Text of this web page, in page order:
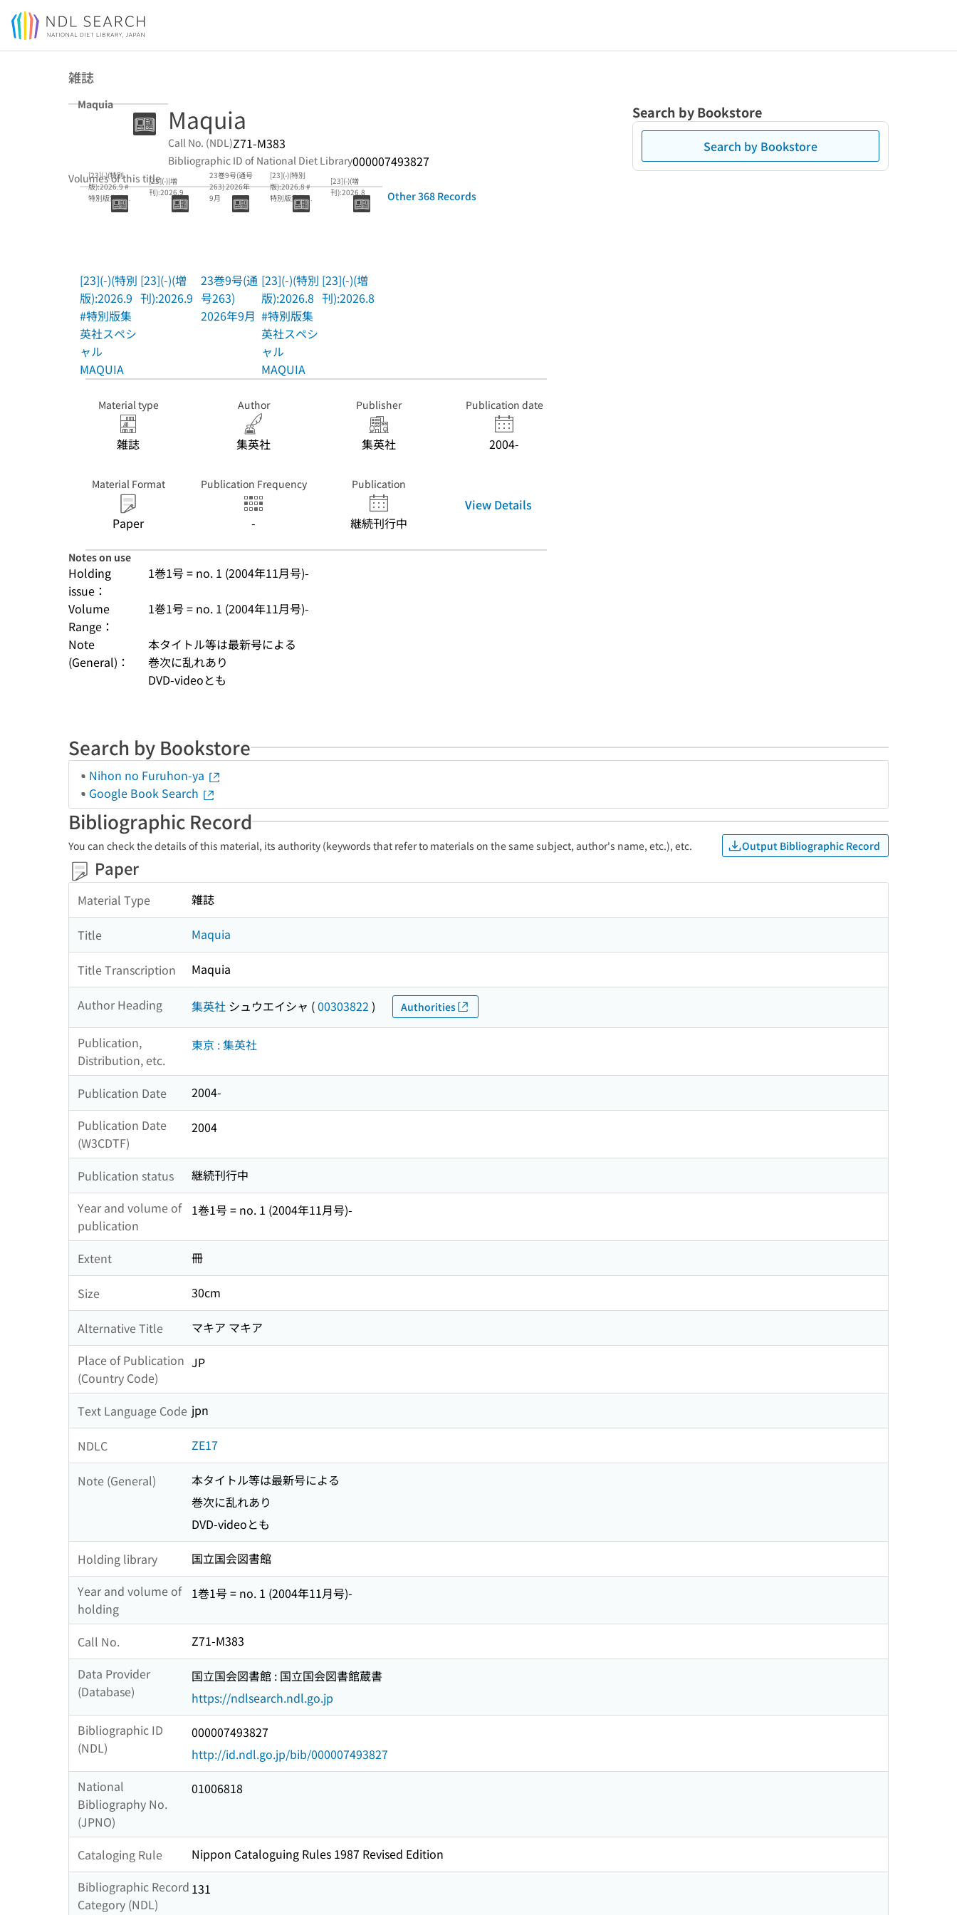
Jump to main content
雑誌
Maquia Maquia
Call No. (NDL)Z71-M383
Bibliographic ID of National Diet Library000007493827
Volumes of this title
[23](-)(特別
版):2026.9 #
特別版集英社
スペシャル
[23](-)(特別
版):2026.9
#特別版集
英社スペシ
ャル
MAQUIA
[23](-)(増
刊):2026.9
[23](-)(増
刊):2026.9
23巻9号(通号
263) 2026年
9月
23巻9号(通
号263)
2026年9月
[23](-)(特別
版):2026.8 #
特別版集英社
スペシャル
[23](-)(特別
版):2026.8
#特別版集
英社スペシ
ャル
MAQUIA
[23](-)(増
刊):2026.8
[23](-)(増
刊):2026.8
Other 368 Records
Material type
雑誌
Author
集英社
Publisher
集英社
Publication date
2004-
Material Format
Paper
Publication Frequency
-
Publication
継続刊行中
View Details
Notes on use
Holding
issue：
1巻1号 = no. 1 (2004年11月号)-
Volume
Range：
1巻1号 = no. 1 (2004年11月号)-
Note
(General)：
本タイトル等は最新号による
巻次に乱れあり
DVD-videoとも
Search by Bookstore
Search by Bookstore
Search by Bookstore
Nihon no Furuhon-ya
Google Book Search
Bibliographic Record
You can check the details of this material, its authority (keywords that refer to materials on the same subject, author's name, etc.), etc. Output Bibliographic Record
Paper
Material Type 雑誌
Title Maquia
Title Transcription Maquia
Author Heading 集英社 シュウエイシャ (00303822 ) Authorities
Publication,
Distribution, etc.
東京 : 集英社
Publication Date
2004-
Publication Date
(W3CDTF)
2004
Publication status
継続刊行中
Year and volume of
publication
1巻1号 = no. 1 (2004年11月号)-
Extent 冊
Size 30cm
Alternative Title
マキア マキア
Place of Publication
(Country Code)
JP
Text Language Code jpn
NDLC ZE17
Note (General)
本タイトル等は最新号による
巻次に乱れあり
DVD-videoとも
Holding library
国立国会図書館
Year and volume of
holding
1巻1号 = no. 1 (2004年11月号)-
Call No.
Z71-M383
Data Provider
(Database)
国立国会図書館 : 国立国会図書館蔵書
https://ndlsearch.ndl.go.jp
Bibliographic ID
(NDL)
000007493827
http://id.ndl.go.jp/bib/000007493827
National
Bibliography No.
(JPNO)
01006818
Cataloging Rule
Nippon Cataloguing Rules 1987 Revised Edition
Bibliographic Record
Category (NDL)
131